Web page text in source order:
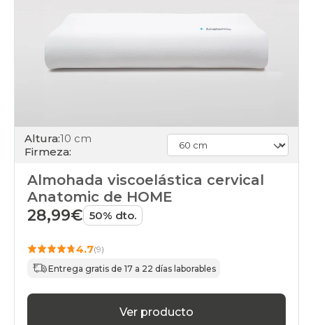
Altura:10 cm
Firmeza:
Almohada viscoelástica cervical
Anatomic de HOME
28,99€ 50% dto.
4.7(9)
Entrega gratis de 17 a 22 días laborables
Ver producto